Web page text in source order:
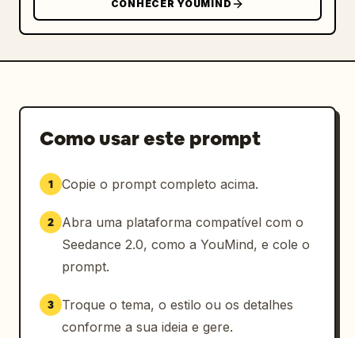
in lento, deslizamento lateral lento,
enquadramento de reflexo por cima do ombro,
editorial de luxo reflexivo abstrato, paleta
acinzentado profundo, destaques de pele
pele natural, vidro reflexivo, névoa sutil,
design de cenário minimalista,
vulnerabilidade poética.
CONHECER YOUMIND
Como usar este prompt
1 Copie o prompt completo acima.
2
Abra uma plataforma compatível com o
Seedance 2.0, como a YouMind, e cole o
prompt.
3
Troque o tema, o estilo ou os detalhes
conforme a sua ideia e gere.